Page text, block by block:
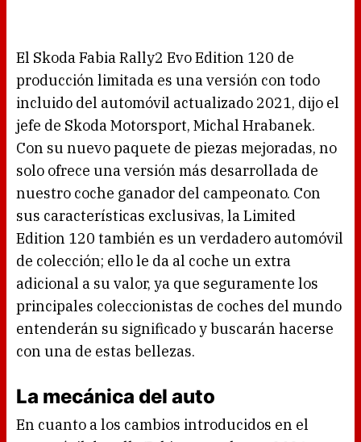
El Skoda Fabia Rally2 Evo Edition 120 de
producción limitada es una versión con todo
incluido del automóvil actualizado 2021, dijo el
jefe de Skoda Motorsport, Michal Hrabanek.
Con su nuevo paquete de piezas mejoradas, no
solo ofrece una versión más desarrollada de
nuestro coche ganador del campeonato. Con
sus características exclusivas, la Limited
Edition 120 también es un verdadero automóvil
de colección; ello le da al coche un extra
adicional a su valor, ya que seguramente los
principales coleccionistas de coches del mundo
entenderán su significado y buscarán hacerse
con una de estas bellezas.
La mecánica del auto
En cuanto a los cambios introducidos en el